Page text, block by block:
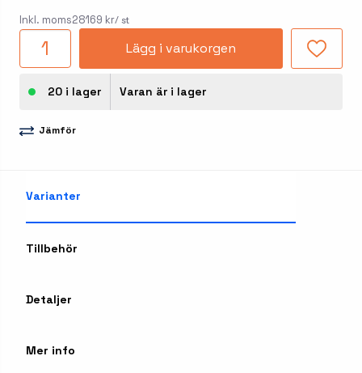
Inkl. moms28169 kr/ st
Lägg i varukorgen
20 i lager Varan är i lager
Jämför
Varianter
Tillbehör
Detaljer
Mer info